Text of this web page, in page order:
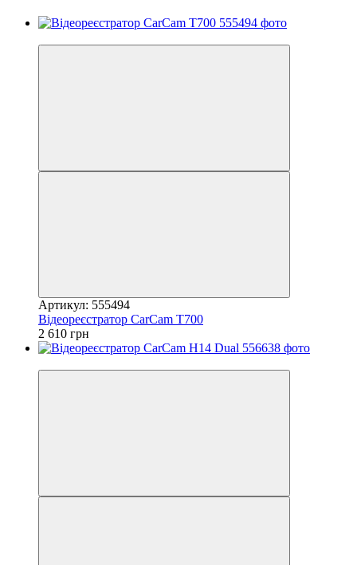
Артикул: 555494
Відеореєстратор CarCam T700
2 610 грн